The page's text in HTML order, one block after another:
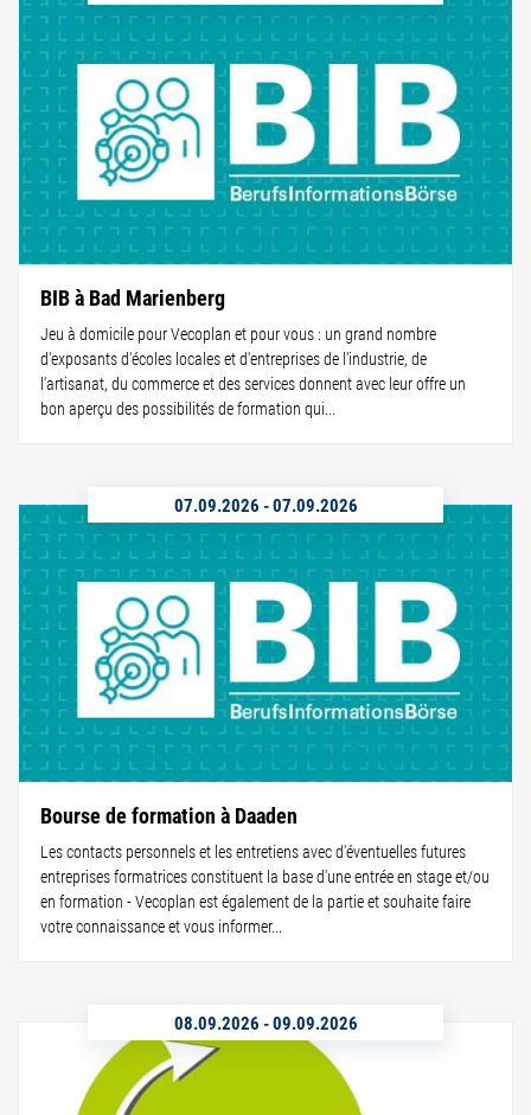
BIB à Bad Marienberg
Jeu à domicile pour Vecoplan et pour vous : un grand nombre
d'exposants d'écoles locales et d'entreprises de l'industrie, de
l'artisanat, du commerce et des services donnent avec leur offre un
bon aperçu des possibilités de formation qui...
07.09.2026 -07.09.2026
Bourse de formation à Daaden
Les contacts personnels et les entretiens avec d'éventuelles futures
entreprises formatrices constituent la base d'une entrée en stage et/ou
en formation - Vecoplan est également de la partie et souhaite faire
votre connaissance et vous informer...
08.09.2026 -09.09.2026